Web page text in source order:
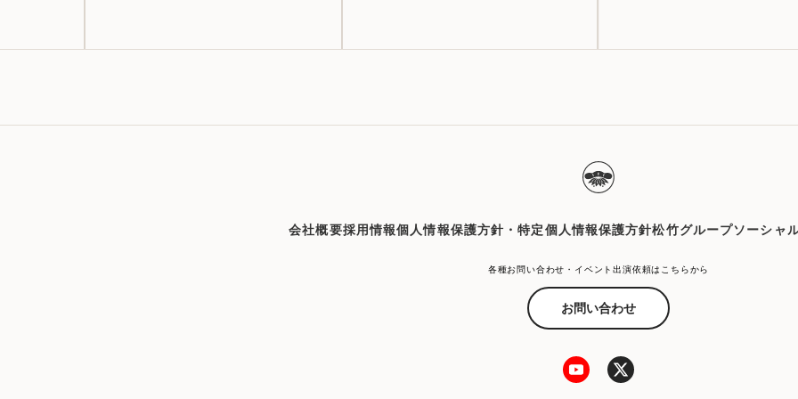
会社概要採用情報個人情報保護方針・特定個人情報保護方針松竹グループソーシャ
各種お問い合わせ・イベント出演依頼はこちらから
お問い合わせ